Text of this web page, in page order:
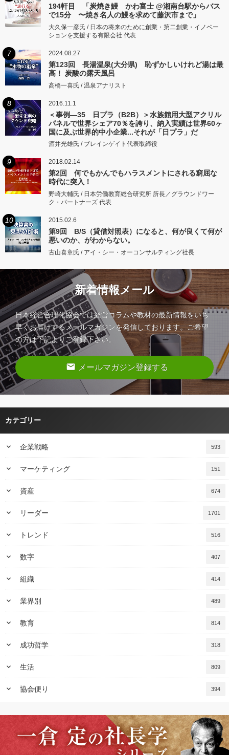
194軒目 「炭焼き鰻 かわ富士 @湘南台駅からバス
で15分 〜焼き名人の鰻を求めて藤沢市まで」
大久保一彦氏 / 日本の将来のために創業・第二創業・イノベー
ションを支援する有限会社 代表
7 2024.08.27
第123回 長湯温泉(大分県) 恥ずかしいけれど湯は最
高！ 炭酸の露天風呂
高橋一喜氏 / 温泉アナリスト
8 2016.11.1
＜事例―35 日プラ（B2B）＞水族館用大型アクリル
パネルで世界シェア70％を誇り、納入実績は世界60ヶ
国に及ぶ世界的中小企業...それが「日プラ」だ
酒井光雄氏 / ブレインゲイト代表取締役
9 2018.02.14
第2回 何でもかんでもハラスメントにされる窮屈な
時代に突入！
野崎大輔氏 / 日本労働教育総合研究所 所長／グラウンドワー
ク・パートナーズ 代表
10 2015.02.6
第9回 B/S（貸借対照表）になると、何が良くて何が
悪いのか、がわからない。
古山喜章氏 / アイ・シー・オーコンサルティング社長
新着情報メール
日本経営合理化協会では経営コラムや教材の最新情報をいち
早くお届けするメールマガジンを発信しております。ご希望
の方は下記よりご登録下さい。
email メールマガジン登録する
カテゴリー
keyboard_arrow_down 企業戦略 593
keyboard_arrow_down マーケティング 151
keyboard_arrow_down 資産 674
keyboard_arrow_down リーダー 1701
keyboard_arrow_down トレンド 516
keyboard_arrow_down 数字 407
keyboard_arrow_down 組織 414
keyboard_arrow_down 業界別 489
keyboard_arrow_down 教育 814
keyboard_arrow_down 成功哲学 318
keyboard_arrow_down 生活 809
keyboard_arrow_down 協会便り 394